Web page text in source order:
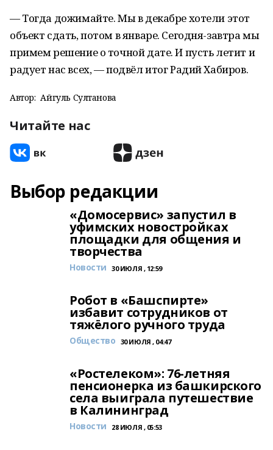
— Тогда дожимайте. Мы в декабре хотели этот
объект сдать, потом в январе. Сегодня-завтра мы
примем решение о точной дате. И пусть летит и
радует нас всех, — подвёл итог Радий Хабиров.
Автор: Айгуль Султанова
Читайте нас
Выбор редакции
«Домосервис» запустил в
уфимских новостройках
площадки для общения и
творчества
Новости 30 ИЮЛЯ , 12:59
Робот в «Башспирте»
избавит сотрудников от
тяжёлого ручного труда
Общество 30 ИЮЛЯ , 04:47
«Ростелеком»: 76-летняя
пенсионерка из башкирского
села выиграла путешествие
в Калининград
Новости 28 ИЮЛЯ , 05:53